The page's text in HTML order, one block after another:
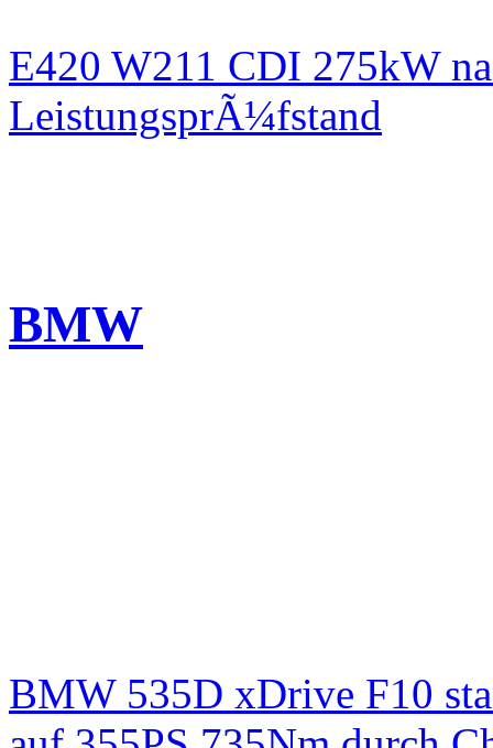
E420 W211 CDI 275kW
LeistungsprÃ¼fstand
BMW
BMW 535D xDrive F10